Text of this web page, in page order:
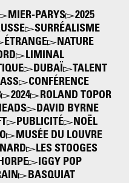
MIER-PARYS
2025
SURRÉALISME
ÉTRANGE
NATURE
LIMINAL
DUBAÏ
TALENT
CONFÉRENCE
2024
ROLAND TOPOR
DAVID BYRNE
PUBLICITÉ
NOËL
MUSÉE DU LOUVRE
LES STOOGES
IGGY POP
BASQUIAT